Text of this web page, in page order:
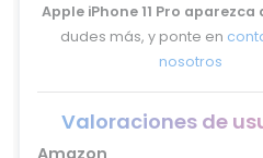
Apple iPhone 11 Pro aparezca
dudes más, y ponte en
nosotros
Valoraciones de
Amazon